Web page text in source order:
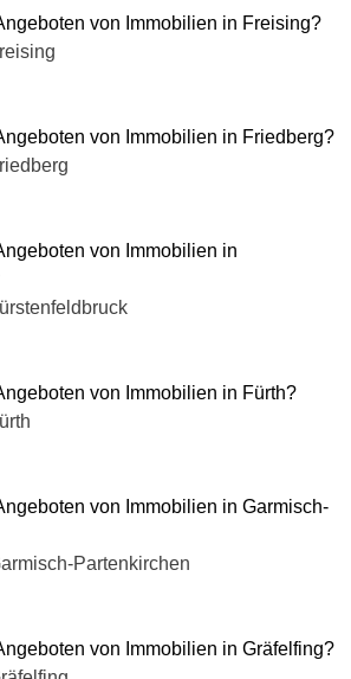
von Immobilien in Freising?
von Immobilien in Friedberg?
von Immobilien in
von Immobilien in Fürth?
von Immobilien in Garmisch-
Partenkirchen
von Immobilien in Gräfelfing?